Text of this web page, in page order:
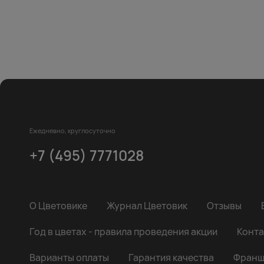
Ежедневно, круглосуточно
+7 (495) 7771028
О Цветовике Журнал Цветовик Отзывы
Год в цветах - правила проведения акции
Варианты оплаты
Гарантия качества